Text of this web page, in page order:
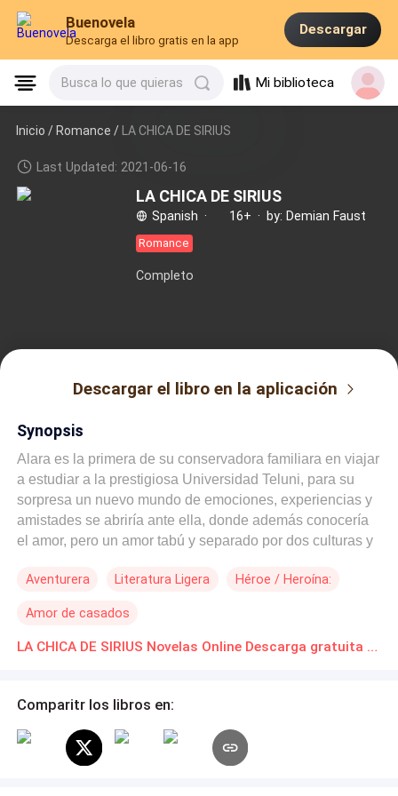
Buenovela
Descarga el libro gratis en la app
Descargar
Busca lo que quieras Mi biblioteca
Inicio /Romance / LA CHICA DE SIRIUS
Last Updated: 2021-06-16
LA CHICA DE SIRIUS
Spanish · 16+ · by: Demian Faust
Romance
Completo
Descargar el libro en la aplicación
Synopsis
Alara es la primera de su conservadora familiara en viajar
a estudiar a la prestigiosa Universidad Teluni, para su
sorpresa un nuevo mundo de emociones, experiencias y
amistades se abriría ante ella, donde además conocería
el amor, pero un amor tabú y separado por dos culturas y
Aventurera Literatura Ligera Héroe / Heroína:
Amor de casados
LA CHICA DE SIRIUS Novelas Online Descarga gratuita de PDF
Comparitr los libros en: